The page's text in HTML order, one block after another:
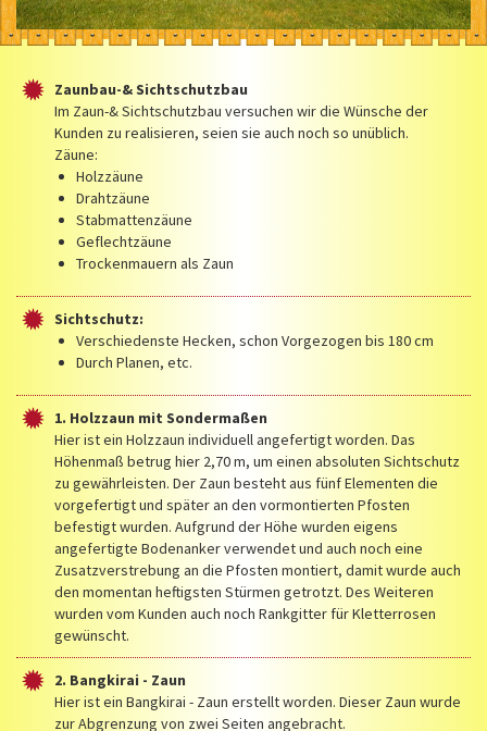
Zaunbau-& Sichtschutzbau
Im Zaun-& Sichtschutzbau versuchen wir die Wünsche der
Kunden zu realisieren, seien sie auch noch so unüblich.
Zäune:
Holzzäune
Drahtzäune
Stabmattenzäune
Geflechtzäune
Trockenmauern als Zaun
Sichtschutz:
Verschiedenste Hecken, schon Vorgezogen bis 180 cm
Durch Planen, etc.
1. Holzzaun mit Sondermaßen
Hier ist ein Holzzaun individuell angefertigt worden. Das
Höhenmaß betrug hier 2,70 m, um einen absoluten Sichtschutz
zu gewährleisten. Der Zaun besteht aus fünf Elementen die
vorgefertigt und später an den vormontierten Pfosten
befestigt wurden. Aufgrund der Höhe wurden eigens
angefertigte Bodenanker verwendet und auch noch eine
Zusatzverstrebung an die Pfosten montiert, damit wurde auch
den momentan heftigsten Stürmen getrotzt. Des Weiteren
wurden vom Kunden auch noch Rankgitter für Kletterrosen
gewünscht.
2. Bangkirai - Zaun
Hier ist ein Bangkirai - Zaun erstellt worden. Dieser Zaun wurde
zur Abgrenzung von zwei Seiten angebracht.